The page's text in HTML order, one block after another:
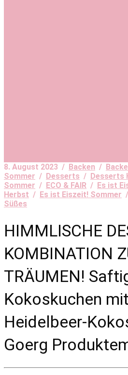
8. August 2023 / Backen /
Sommer / Desserts / Desserts
Sommer / ECO & FAIR / Es ist
Herbst / Es ist Eiszeit! Sommer /
Süßes
HIMMLISCHE
KOMBINATION
TRÄUMEN!
Kokoskuchen mit
Heidelbeer-
Goerg